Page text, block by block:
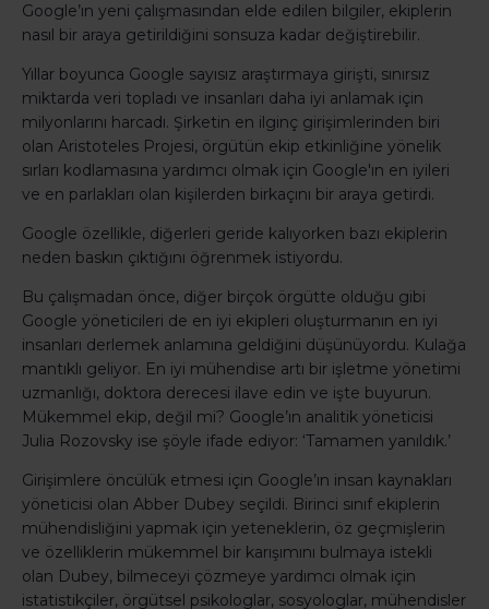
Google’ın yeni çalışmasından elde edilen bilgiler, ekiplerin
nasıl bir araya getirildiğini sonsuza kadar değiştirebilir.
Yıllar boyunca Google sayısız araştırmaya girişti, sınırsız
miktarda veri topladı ve insanları daha iyi anlamak için
milyonlarını harcadı. Şirketin en ilginç girişimlerinden biri
olan Aristoteles Projesi, örgütün ekip etkinliğine yönelik
sırları kodlamasına yardımcı olmak için Google'ın en iyileri
ve en parlakları olan kişilerden birkaçını bir araya getirdi.
Google özellikle, diğerleri geride kalıyorken bazı ekiplerin
neden baskın çıktığını öğrenmek istiyordu.
Bu çalışmadan önce, diğer birçok örgütte olduğu gibi
Google yöneticileri de en iyi ekipleri oluşturmanın en iyi
insanları derlemek anlamına geldiğini düşünüyordu. Kulağa
mantıklı geliyor. En iyi mühendise artı bir işletme yönetimi
uzmanlığı, doktora derecesi ilave edin ve işte buyurun.
Mükemmel ekip, değil mi? Google’ın analitik yöneticisi
Julia Rozovsky ise şöyle ifade ediyor: ‘Tamamen yanıldık.’
Girişimlere öncülük etmesi için Google’ın insan kaynakları
yöneticisi olan Abber Dubey seçildi. Birinci sınıf ekiplerin
mühendisliğini yapmak için yeteneklerin, öz geçmişlerin
ve özelliklerin mükemmel bir karışımını bulmaya istekli
olan Dubey, bilmeceyi çözmeye yardımcı olmak için
istatistikçiler, örgütsel psikologlar, sosyologlar, mühendisler